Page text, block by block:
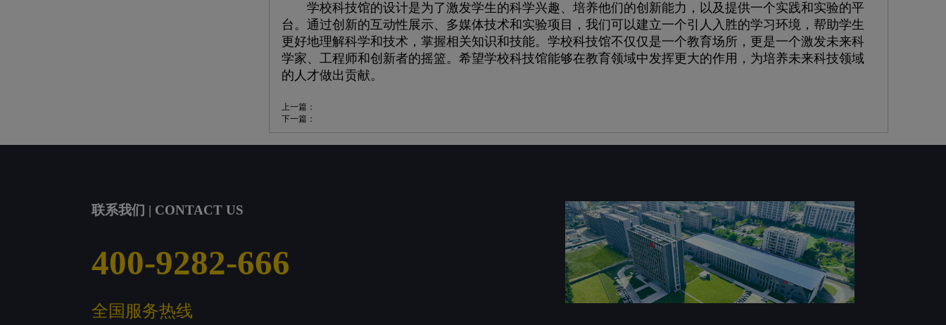
学校科技馆的设计是为了激发学生的科学兴趣、培养他们的创新能力，以及提供一个实践和实验的平
台。通过创新的互动性展示、多媒体技术和实验项目，我们可以建立一个引人入胜的学习环境，帮助学生
更好地理解科学和技术，掌握相关知识和技能。学校科技馆不仅仅是一个教育场所，更是一个激发未来科
学家、工程师和创新者的摇篮。希望学校科技馆能够在教育领域中发挥更大的作用，为培养未来科技领域
的人才做出贡献。
上一篇：
下一篇：
联系我们 | CONTACT US
400-9282-666
全国服务热线